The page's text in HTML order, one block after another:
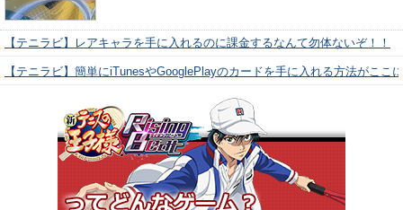
【テニラビ】レアキャラを手に入れるのに課金するなんて勿体ないぞ！！
【テニラビ】簡単にiTunesやGooglePlayのカードを手に入れる方法がここ